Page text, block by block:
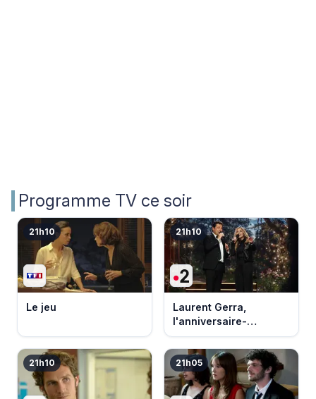
Programme TV ce soir
21h10
Le jeu
21h10
Laurent Gerra,
l'anniversaire-
événement
21h10 21h05